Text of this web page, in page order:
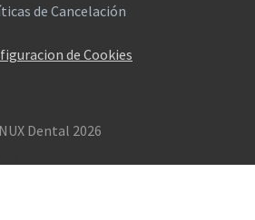
de Cancelación
de Cookies
Dental 2026